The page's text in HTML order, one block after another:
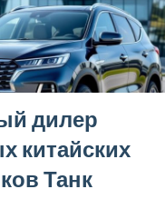
дилер
китайских
Танк